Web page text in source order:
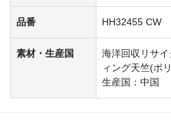
品番 HH32455 CW
素材・生産国
海洋回収リサ
ィング天竺(ポ
生産国：中国